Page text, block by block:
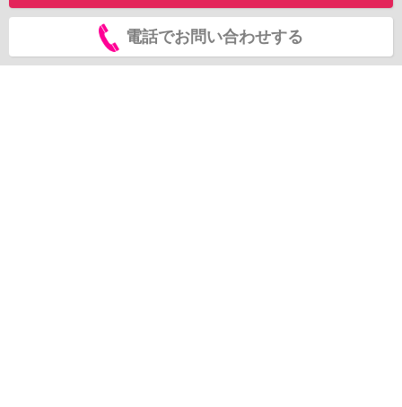
電話でお問い合わせする